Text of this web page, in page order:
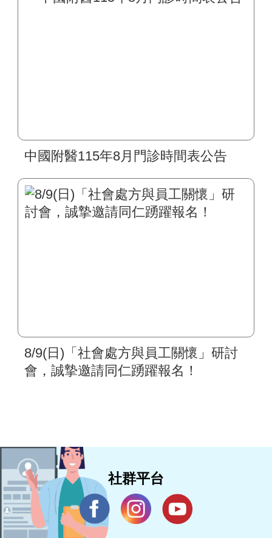
中國附醫115年8月門診時間表公告
8/9(日)「社會處方與員工關懷」研討
會，誠摯邀請同仁踴躍報名！
社群平台